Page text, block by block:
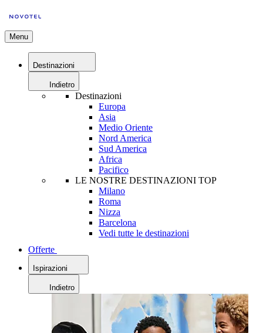
Menu
Destinazioni
Indietro
Destinazioni
Europa
Asia
Medio Oriente
Nord America
Sud America
Africa
Pacifico
LE NOSTRE DESTINAZIONI TOP
Milano
Roma
Nizza
Barcelona
Vedi tutte le destinazioni
Offerte
Ispirazioni
Indietro